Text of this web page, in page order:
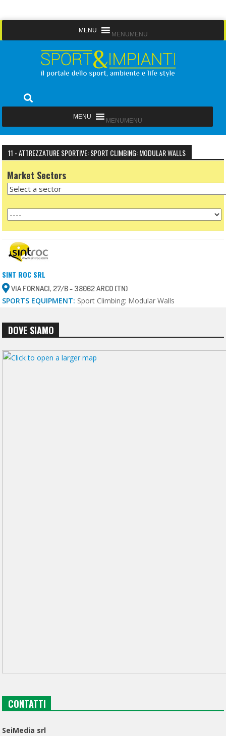
to
MENU MENU
Sport&Impianti
MENU MENU
11 - ATTREZZATURE SPORTIVE: SPORT CLIMBING: MODULAR WALLS
Market Sectors
SINT ROC SRL
VIA FORNACI, 27/B - 38062 ARCO (TN)
SPORTS EQUIPMENT: Sport Climbing: Modular Walls
DOVE SIAMO
CONTATTI
SeiMedia srl